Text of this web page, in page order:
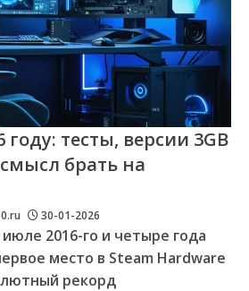
году: тесты, версии 3GB
брать на
30-01-2026
2016-го и четыре года
место в Steam Hardware
рекорд